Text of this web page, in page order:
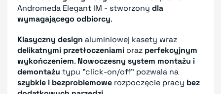
Andromeda Elegant IM - stworzony dla
wymagającego odbiorcy.
Klasyczny design aluminiowej kasety wraz
delikatnymi przetłoczeniami oraz perfekcyjnym
wykończeniem. Nowoczesny system montażu i
demontażu typu "click-on/off" pozwala na
szybkie i bezproblemowe rozpoczęcie pracy bez